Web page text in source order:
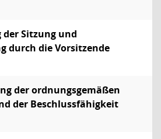
der Sitzung und
durch die Vorsitzende
der ordnungsgemäßen
der Beschlussfähigkeit